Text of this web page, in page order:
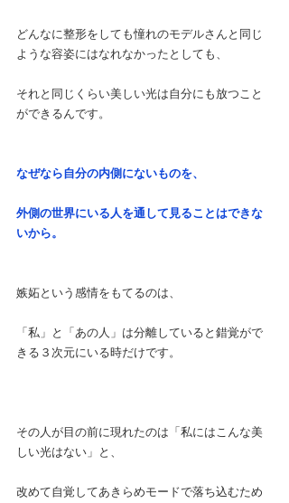
どんなに整形をしても憧れのモデルさんと同じ
ような容姿にはなれなかったとしても、
それと同じくらい美しい光は自分にも放つこと
ができるんです。
なぜなら自分の内側にないものを、
外側の世界にいる人を通して見ることはできな
いから。
嫉妬という感情をもてるのは、
「私」と「あの人」は分離していると錯覚がで
きる３次元にいる時だけです。
その人が目の前に現れたのは「私にはこんな美
しい光はない」と、
改めて自覚してあきらめモードで落ち込むため